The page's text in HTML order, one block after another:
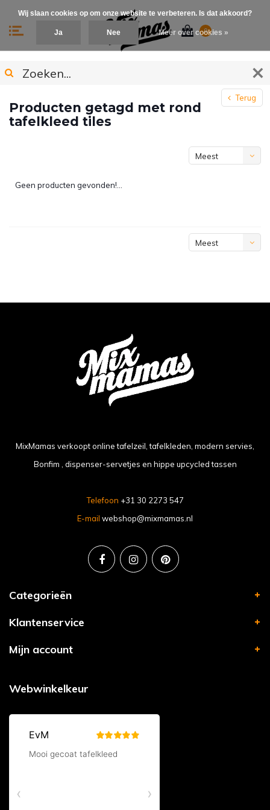
0
Terug
Producten getagd met rond
tafelkleed tiles
Meest
Geen producten gevonden!...
Meest
MixMamas verkoopt online tafelzeil, tafelkleden, modern servies,
Bonfim , dispenser-servetjes en hippe upcycled tassen
Telefoon +31 30 2273 547
E-mail webshop@mixmamas.nl
Categorieën
Klantenservice
Mijn account
Webwinkelkeur
Wij slaan cookies op om onze website te verbeteren. Is dat akkoord?
Ja Nee Meer over cookies »